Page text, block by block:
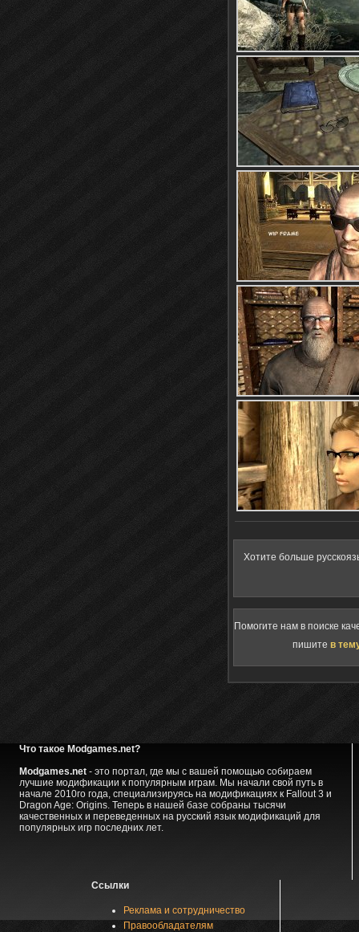
Хотите больше
Помогите нам в поиске
пишите в
Что такое Modgames.net?
Modgames.net- это портал, где мы с вашей помощью собираем
лучшие модификации к популярным играм. Мы начали свой путь в
начале 2010го года, специализируясь на модификациях к Fallout 3 и
Dragon Age: Origins. Теперь в нашей базе собраны тысячи
качественных и переведенных на русский язык модификаций для
популярных игр последних лет.
Ссылки
Реклама и сотрудничество
Правообладателям